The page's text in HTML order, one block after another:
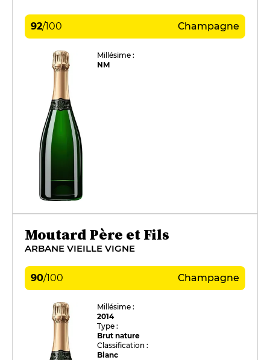
92/100 Champagne
Millésime :
NM
Moutard Père et Fils
ARBANE VIEILLE VIGNE
90/100 Champagne
Millésime :
2014
Type :
Brut nature
Classification :
Blanc